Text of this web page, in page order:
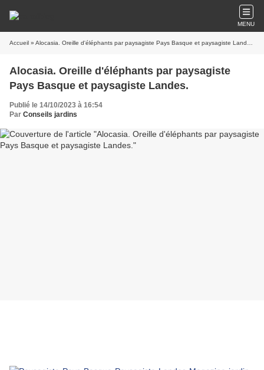
MENU
Accueil » Alocasia. Oreille d'éléphants par paysagiste Pays Basque et paysagiste Landes.
Alocasia. Oreille d'éléphants par paysagiste
Pays Basque et paysagiste Landes.
Publié le 14/10/2023 à 16:54
Par Conseils jardins